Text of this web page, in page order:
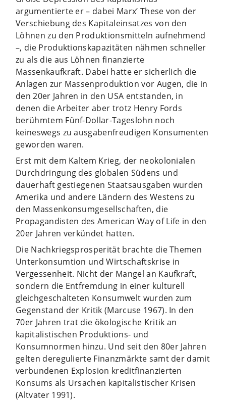
argumentierte er – dabei Marx’ These von der
Verschiebung des Kapitaleinsatzes von den
Löhnen zu den Produktionsmitteln aufnehmend
–, die Produktionskapazitäten nähmen schneller
zu als die aus Löhnen finanzierte
Massenkaufkraft. Dabei hatte er sicherlich die
Anlagen zur Massenproduktion vor Augen, die in
den 20er Jahren in den USA entstanden, in
denen die Arbeiter aber trotz Henry Fords
berühmtem Fünf-Dollar-Tageslohn noch
keineswegs zu ausgabenfreudigen Konsumenten
geworden waren.
Erst mit dem Kaltem Krieg, der neokolonialen
Durchdringung des globalen Südens und
dauerhaft gestiegenen Staatsausgaben wurden
Amerika und andere Ländern des Westens zu
den Massenkonsumgesellschaften, die
Propagandisten des American Way of Life in den
20er Jahren verkündet hatten.
Die Nachkriegsprosperität brachte die Themen
Unterkonsumtion und Wirtschaftskrise in
Vergessenheit. Nicht der Mangel an Kaufkraft,
sondern die Entfremdung in einer kulturell
gleichgeschalteten Konsumwelt wurden zum
Gegenstand der Kritik (Marcuse 1967). In den
70er Jahren trat die ökologische Kritik an
kapitalistischen Produktions- und
Konsumnormen hinzu. Und seit den 80er Jahren
gelten deregulierte Finanzmärkte samt der damit
verbundenen Explosion kreditfinanzierten
Konsums als Ursachen kapitalistischer Krisen
(Altvater 1991).